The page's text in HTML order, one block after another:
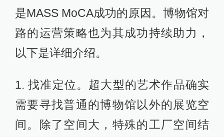
是MASS MoCA成功的原因。博物馆对
路的运营策略也为其成功持续助力，
以下是详细介绍。
1. 找准定位。超大型的艺术作品确实
需要寻找普通的博物馆以外的展览空
间。除了空间大，特殊的工厂空间结